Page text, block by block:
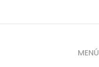
MENÚ